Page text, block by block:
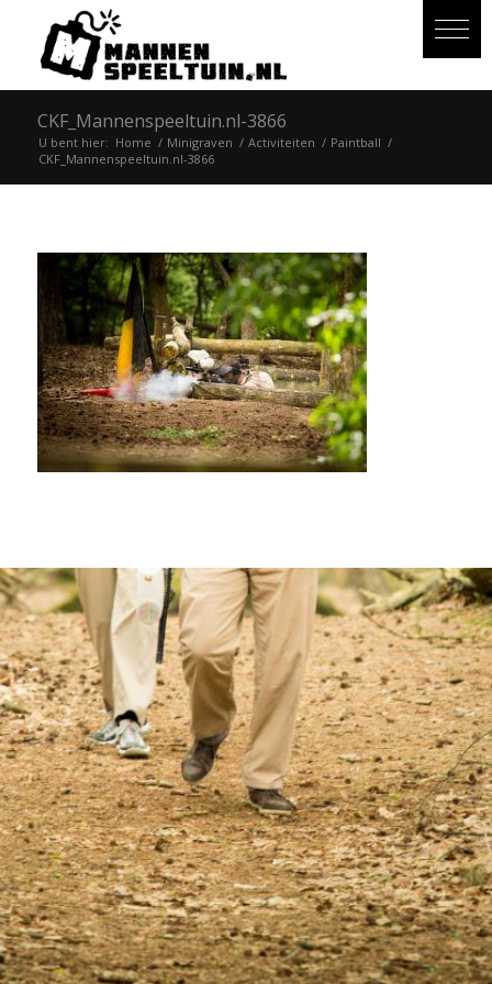
CKF_Mannenspeeltuin.nl-3866
U bent hier: Home / Minigraven / Activiteiten / Paintball /
CKF_Mannenspeeltuin.nl-3866